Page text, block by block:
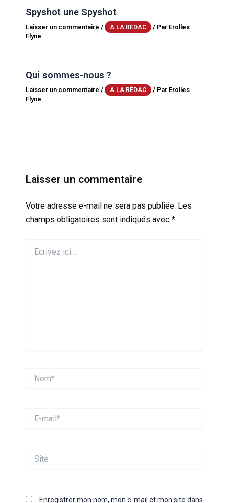
Spyshot une Spyshot
Laisser un commentaire / A LA RÉDAC / Par Erolles
Flyne
Qui sommes-nous ?
Laisser un commentaire / A LA RÉDAC / Par Erolles
Flyne
Laisser un commentaire
Votre adresse e-mail ne sera pas publiée. Les
champs obligatoires sont indiqués avec *
ici…
mail*
Enregistrer mon nom, mon e-mail et mon site dans